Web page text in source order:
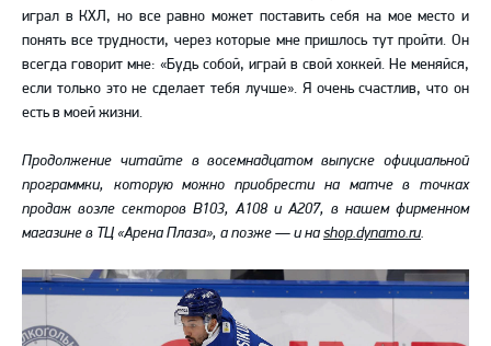
играл в КХЛ, но все равно может поставить себя на мое место и
понять все трудности, через которые мне пришлось тут пройти. Он
всегда говорит мне: «Будь собой, играй в свой хоккей. Не меняйся,
если только это не сделает тебя лучше». Я очень счастлив, что он
есть в моей жизни.
Продолжение читайте в восемнадцатом выпуске официальной
программки, которую можно приобрести на матче в точках
продаж возле секторов В103, А108 и А207, в нашем фирменном
магазине в ТЦ «Арена Плаза», а позже — и наshop.dynamo.ru.